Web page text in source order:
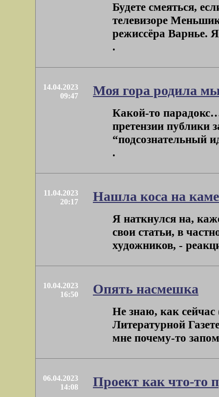
Будете смеяться,
телевизоре
режиссёра Варнье.
.
14.04.2023
09:47
Моя гора родила
Какой-то
претензии публики
“подсознательный
.
11.04.2023
20:17
Нашла коса на
Я наткнулся на,
свои статьи, в
художников, -
10.04.2023
16:50
Опять насмешка
Не знаю, как сейчас
Литературной
мне почему-то
06.04.2023
14:08
Проект как что-то